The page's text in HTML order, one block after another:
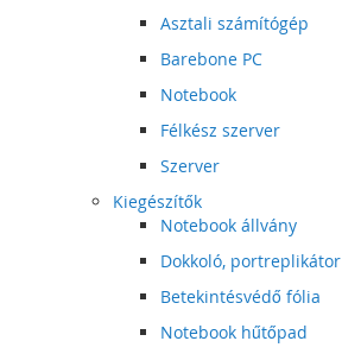
Asztali számítógép
Barebone PC
Notebook
Félkész szerver
Szerver
Kiegészítők
Notebook állvány
Dokkoló, portreplikátor
Betekintésvédő fólia
Notebook hűtőpad